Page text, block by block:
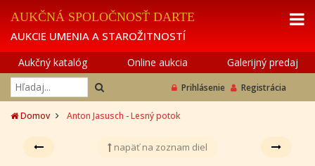
AUKČNÁ SPOLOČNOSŤ DARTE
AUKCIE UMENIA A STAROŽITNOSTÍ
Aukčný katalóg Online aukcia Galerijný predaj
Prihlásenie Registrácia
Domov Anton Jasusch - Lesný potok
napäť na zoznam diel